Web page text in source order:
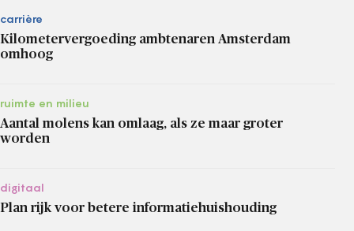
carrière
Kilometervergoeding ambtenaren Amsterdam
omhoog
ruimte en milieu
Aantal molens kan omlaag, als ze maar groter
worden
digitaal
Plan rijk voor betere informatiehuishouding